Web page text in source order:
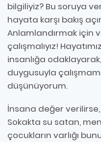
bilgiliyiz? Bu soruya
hayata karşı bakış
Anlamlandırmak için
çalışmalıyız!
insanlığa
duygusuyla
düşünüyorum.
İnsana değer
Sokakta su satan,
çocukların varlığı